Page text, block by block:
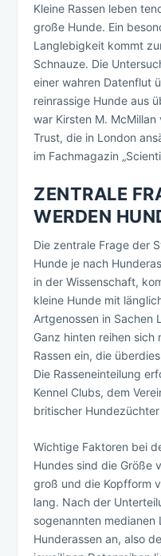
Kleine Rassen leben
große Hunde. Ein
Langlebigkeit kommt
Schnauze. Die
einer wahren Datenflut
reinrassige Hunde aus
war Kirsten M.
Trust, die in London
im Fachmagazin
ZENTRALE
WERDEN
Die zentrale Frage der
Hunde je nach
in der Wissenschaft,
kleine Hunde mit
Artgenossen in Sachen
Ganz hinten reihen
Rassen ein, die
Die Rasseneinteilung
Kennel Clubs, dem
britischer
Wichtige Faktoren bei
Hundes sind die Größe
groß und die Kopfform
lang. Nach der
sogenannten
Hunderassen an, also